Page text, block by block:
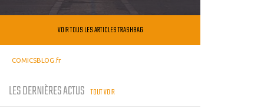
VOIR TOUS LES ARTICLES TRASHBAG
COMICSBLOG.fr
LES DERNIÈRES ACTUS TOUT VOIR